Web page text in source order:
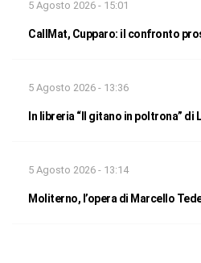
5 Agosto 2026 - 15:01
CallMat, Cupparo: il confronto
5 Agosto 2026 - 13:36
In libreria “Il gitano in poltrona” di
5 Agosto 2026 - 13:14
Moliterno, l’opera di Marcello